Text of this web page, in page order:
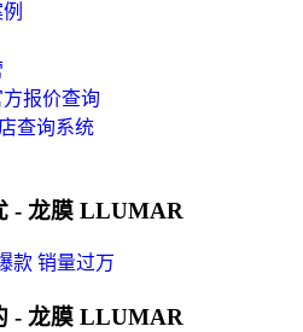
报价查询
查询系统
- 龙膜 LLUMAR
款 销量过万
- 龙膜 LLUMAR